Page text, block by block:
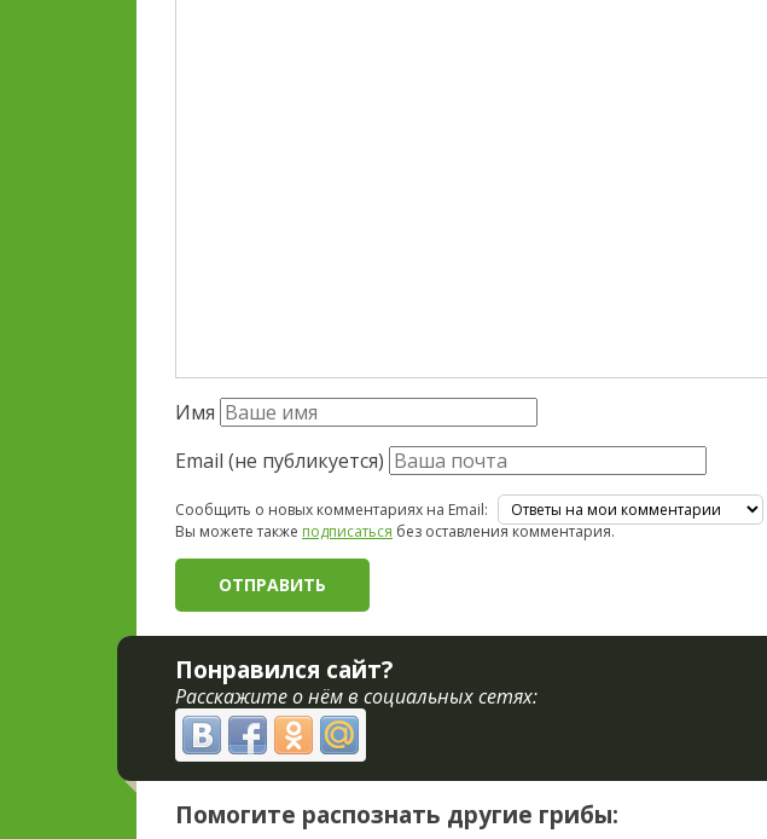
Имя
Email (не публикуется)
Сообщить о новых комментариях на Email:
Вы можете также подписаться без оставления комментария.
Понравился сайт?
Расскажите о нём в социальных сетях:
Помогите распознать другие грибы: